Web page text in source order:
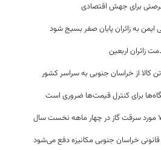
برای جهش اقتصادی
به زائران پایان صفر بسیج شود
برای کنترل قیمت‌ها ضروری است
خراسان جنوبی مکانیزه دفع می‌شود